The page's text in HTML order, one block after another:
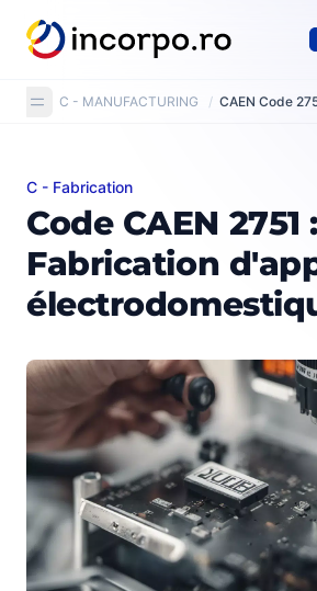
principal
C - MANUFACTURING /
Code CAEN 2751 : Fabrication
C - Fabrication
Code CAEN 2751 :
Fabrication